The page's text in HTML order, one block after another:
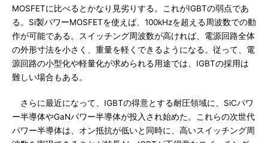
MOSFETに比べるとかなり見劣りする。これがIGBTの弱点であ
る。Si製パワーMOSFETを使えば、100kHzを超える周波数での動
作が可能である。スイッチング周波数が高ければ、電源回路全体
の外形寸法を小さく、重量を軽くできるようになる。従って、電
源回路の小型化や軽量化が求められる用途では、IGBTの採用は
難しい場合もある。
さらに最近になって、IGBTの得意とする耐圧領域に、SiCパワ
ー半導体やGaNパワー半導体が投入され始めた。これらの次世代
パワー半導体は、オン抵抗が低いと同時に、高いスイッチング周